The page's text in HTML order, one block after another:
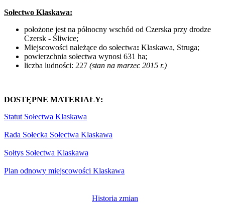
Sołectwo Klaskawa:
położone jest na północny wschód od Czerska przy drodze
Czersk - Śliwice;
Miejscowości należące do sołectwa: Klaskawa, Struga;
powierzchnia sołectwa wynosi 631 ha;
liczba ludności: 227 (stan na marzec 2015 r.)
DOSTĘPNE MATERIAŁY:
Statut Sołectwa Klaskawa
Rada Sołecka Sołectwa Klaskawa
Sołtys Sołectwa Klaskawa
Plan odnowy miejscowości Klaskawa
Historia zmian